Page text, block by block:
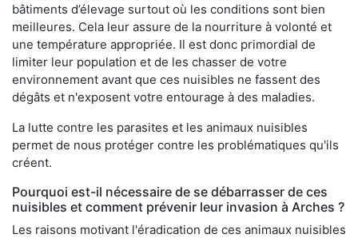
bâtiments d’élevage surtout où les conditions sont bien
meilleures. Cela leur assure de la nourriture à volonté et
une température appropriée. Il est donc primordial de
limiter leur population et de les chasser de votre
environnement avant que ces nuisibles ne fassent des
dégâts et n'exposent votre entourage à des maladies.
La lutte contre les parasites et les animaux nuisibles
permet de nous protéger contre les problématiques qu'ils
créent.
Pourquoi est-il nécessaire de se débarrasser de ces
nuisibles et comment prévenir leur invasion à Arches ?
Les raisons motivant l'éradication de ces animaux nuisibles